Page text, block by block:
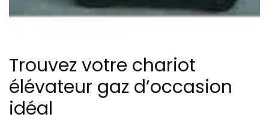
Trouvez votre chariot
élévateur gaz d’occasion
idéal